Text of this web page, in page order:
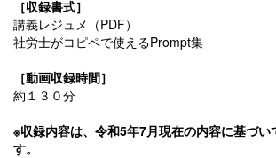
［収録書式］
講義レジュメ（PDF）
社労士がコピペで使えるPrompt集
［動画収録時間］
約１３０分
※収録内容は、令和5年7月現在の内容に基づい
す。